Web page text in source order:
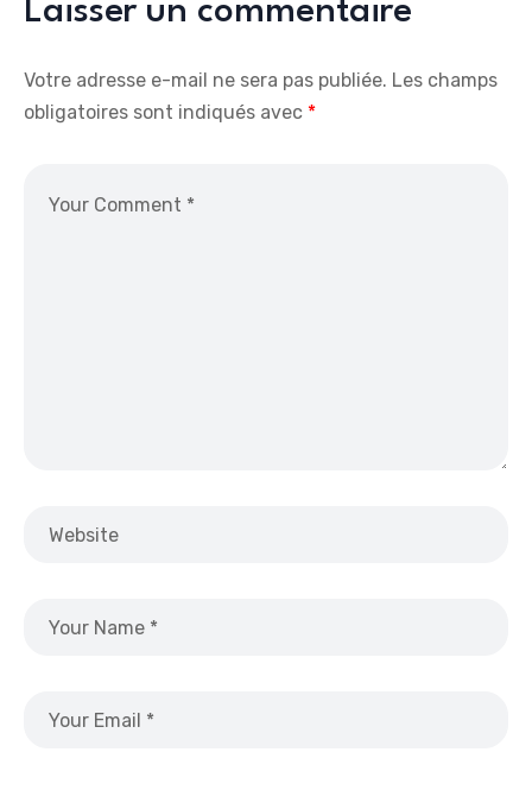
Laisser un commentaire
Votre adresse e-mail ne sera pas publiée. Les champs
obligatoires sont indiqués avec *